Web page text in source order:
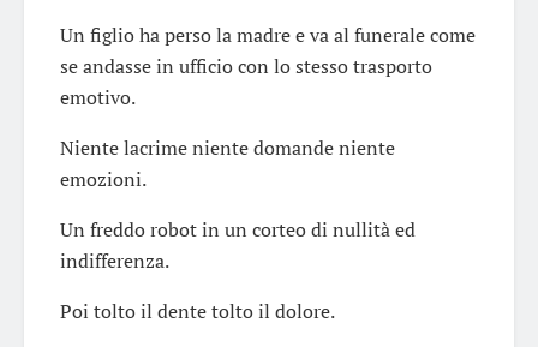
Un figlio ha perso la madre e va al funerale come
se andasse in ufficio con lo stesso trasporto
emotivo.
Niente lacrime niente domande niente
emozioni.
Un freddo robot in un corteo di nullità ed
indifferenza.
Poi tolto il dente tolto il dolore.